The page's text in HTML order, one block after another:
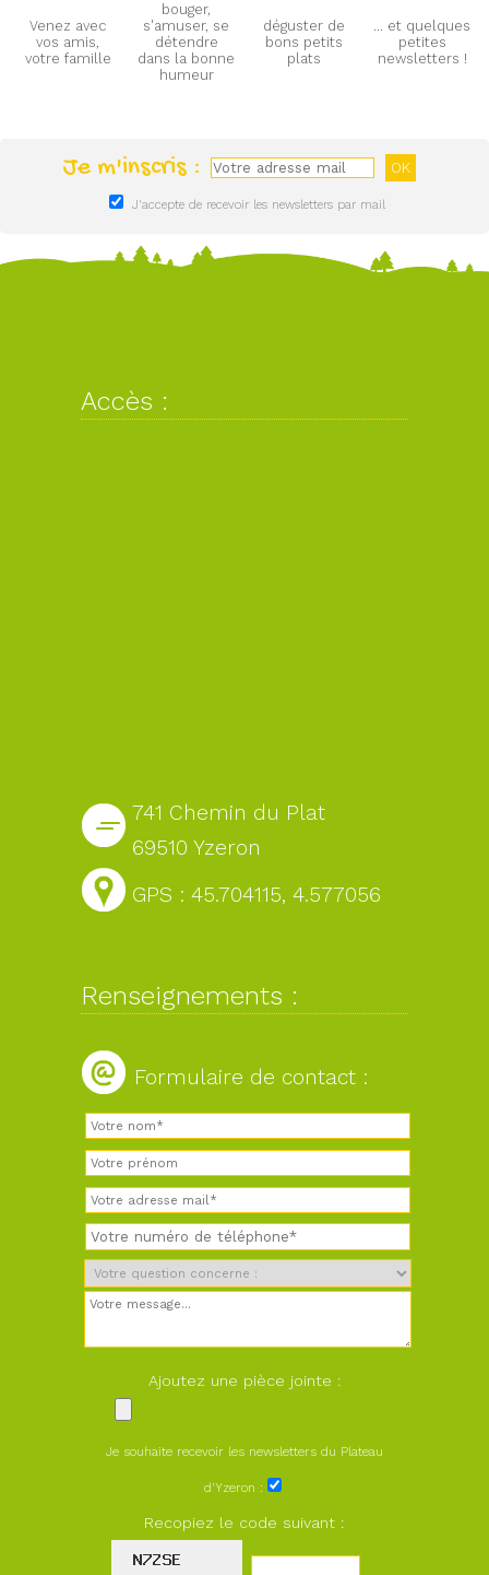
Venez avec
vos amis,
votre famille
bouger,
s'amuser, se
détendre
dans la bonne
humeur
déguster de
bons petits
plats
... et quelques
petites
newsletters !
Je m'inscris :
J'accepte de recevoir les newsletters par mail
Accès :
741 Chemin du Plat
69510 Yzeron
GPS : 45.704115, 4.577056
Renseignements :
Formulaire de contact :
Ajoutez une pièce jointe :
Je souhaite recevoir les newsletters du Plateau
d'Yzeron :
Recopiez le code suivant :